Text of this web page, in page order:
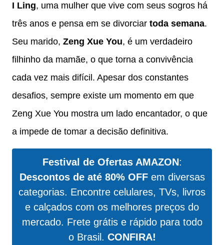
I Ling, uma mulher que vive com seus sogros há
três anos e pensa em se divorciar toda semana.
Seu marido, Zeng Xue You, é um verdadeiro
filhinho da mamãe, o que torna a convivência
cada vez mais difícil. Apesar dos constantes
desafios, sempre existe um momento em que
Zeng Xue You mostra um lado encantador, o que
a impede de tomar a decisão definitiva.
Festival de Ofertas AMAZON:
Descontos de até 80% OFFem diversas
categorias. Encontre celulares, TVs, livros
e calçados com os melhores preços do
mercado. Frete grátis e rápido para todo
o Brasil. CONFIRA!